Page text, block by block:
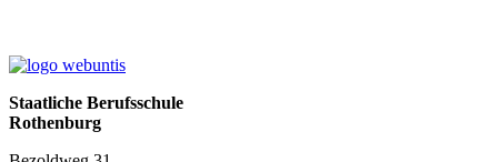
Staatliche Berufsschule
Rothenburg